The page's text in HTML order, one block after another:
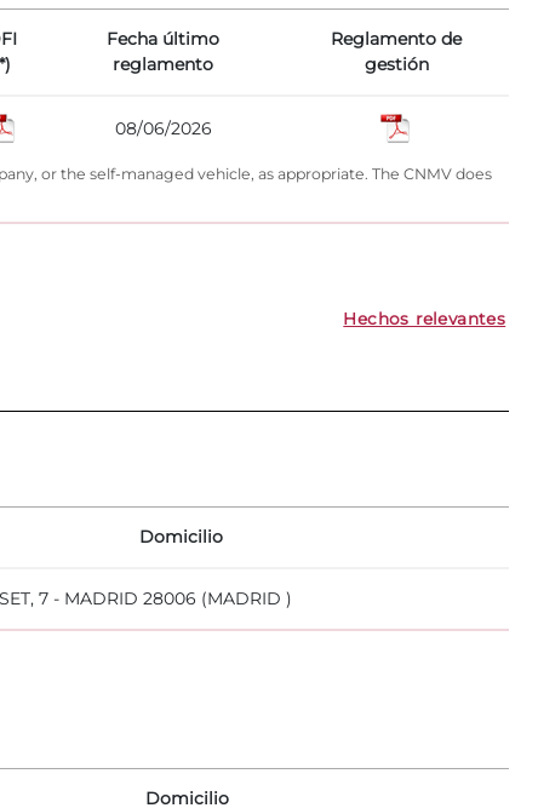
Fecha último
reglamento
Reglamento de
gestión
08/06/2026
or the self-managed vehicle, as appropriate. The CNMV does
Hechos relevantes
Domicilio
7 - MADRID 28006 (MADRID )
Domicilio